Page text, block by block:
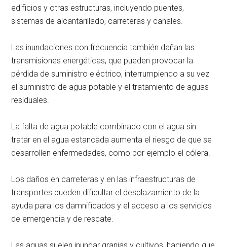
edificios y otras estructuras, incluyendo puentes,
sistemas de alcantarillado, carreteras y canales.
Las inundaciones con frecuencia también dañan las
transmisiones energéticas, que pueden provocar la
pérdida de suministro eléctrico, interrumpiendo a su vez
el suministro de agua potable y el tratamiento de aguas
residuales.
La falta de agua potable combinado con el agua sin
tratar en el agua estancada aumenta el riesgo de que se
desarrollen enfermedades, como por ejemplo el cólera.
Los daños en carreteras y en las infraestructuras de
transportes pueden dificultar el desplazamiento de la
ayuda para los damnificados y el acceso a los servicios
de emergencia y de rescate.